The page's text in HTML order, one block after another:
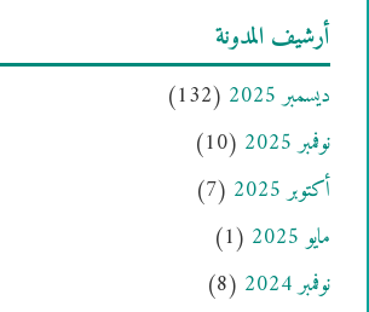
أرشيف المدونة
ديسمبر 2025
(132)
نوفمبر 2025
(10)
أكتوبر 2025
(7)
مايو 2025
(1)
نوفمبر 2024
(8)